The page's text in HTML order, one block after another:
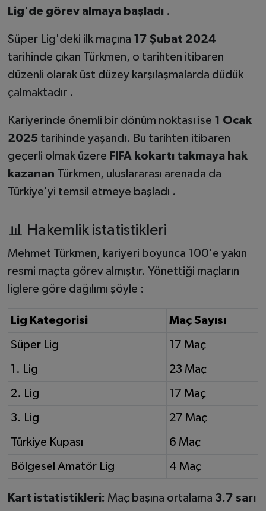
Lig'de görev almaya başladı.
Süper Lig'deki ilk maçına 17 Şubat 2024
tarihinde çıkan Türkmen, o tarihten itibaren
düzenli olarak üst düzey karşılaşmalarda düdük
çalmaktadır .
Kariyerinde önemli bir dönüm noktası ise 1 Ocak
2025 tarihinde yaşandı. Bu tarihten itibaren
geçerli olmak üzere FIFA kokartı takmaya hak
kazanan Türkmen, uluslararası arenada da
Türkiye'yi temsil etmeye başladı .
📊 Hakemlik istatistikleri
Mehmet Türkmen, kariyeri boyunca 100'e yakın
resmi maçta görev almıştır. Yönettiği maçların
liglere göre dağılımı şöyle :
Lig Kategorisi Maç Sayısı
Süper Lig 17 Maç
1. Lig 23 Maç
2. Lig 17 Maç
3. Lig 27 Maç
Türkiye Kupası 6 Maç
Bölgesel Amatör Lig 4 Maç
Kart istatistikleri: Maç başına ortalama 3.7 sarı